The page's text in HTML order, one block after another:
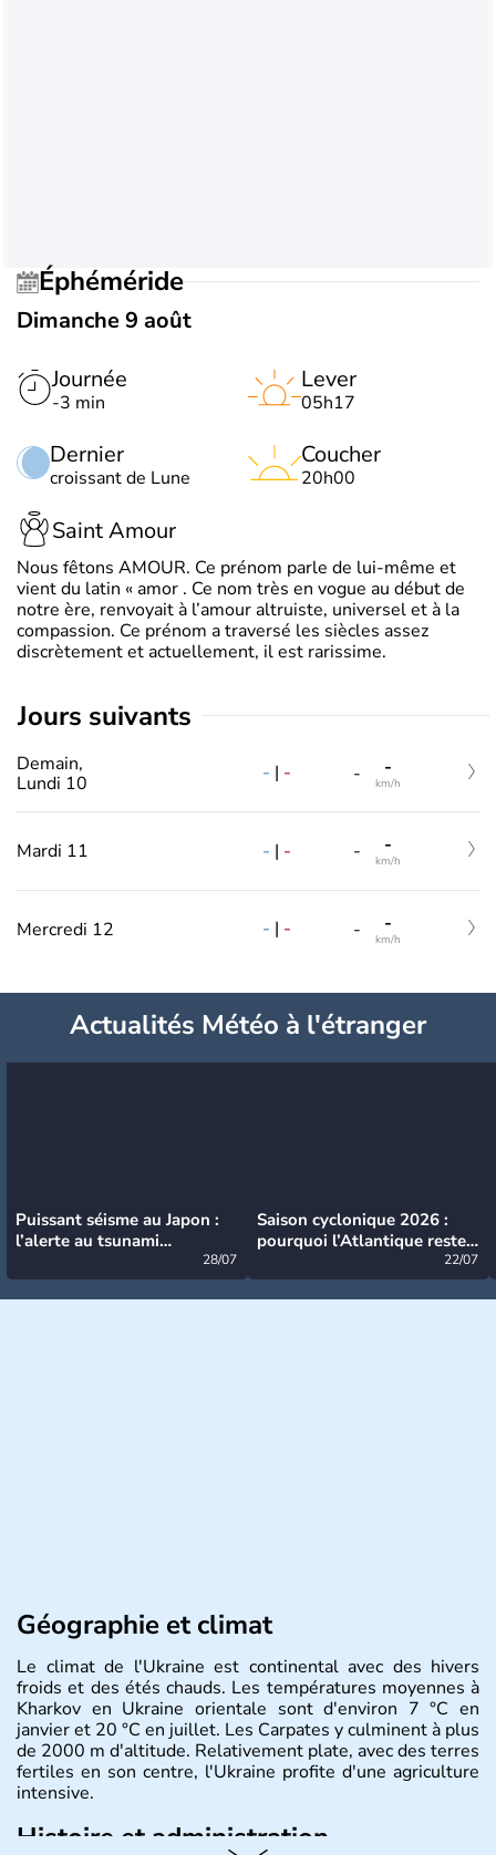
Éphéméride
Dimanche 9 août
Journée
-3 min
Dernier
croissant de Lune
Lever
05h17
Coucher
20h00
Saint Amour
Nous fêtons AMOUR. Ce prénom parle de lui-même et
vient du latin « amor . Ce nom très en vogue au début de
notre ère, renvoyait à l’amour altruiste, universel et à la
compassion. Ce prénom a traversé les siècles assez
discrètement et actuellement, il est rarissime.
jours suivants
Demain,
Lundi 10
- | - - -
km/h
Mardi 11 - | - - -
km/h
Mercredi 12 - | - - -
km/h
Actualités Météo à l'étranger
Puissant séisme au Japon :
l’alerte au tsunami
28/07
Saison cyclonique 2026 :
pourquoi l’Atlantique reste
22/07
Géographie et climat
Le climat de l'Ukraine est continental avec des hivers
froids et des étés chauds. Les températures moyennes à
Kharkov en Ukraine orientale sont d'environ 7 °C en
janvier et 20 °C en juillet. Les Carpates y culminent à plus
de 2000 m d'altitude. Relativement plate, avec des terres
fertiles en son centre, l'Ukraine profite d'une agriculture
intensive.
Histoire et administration